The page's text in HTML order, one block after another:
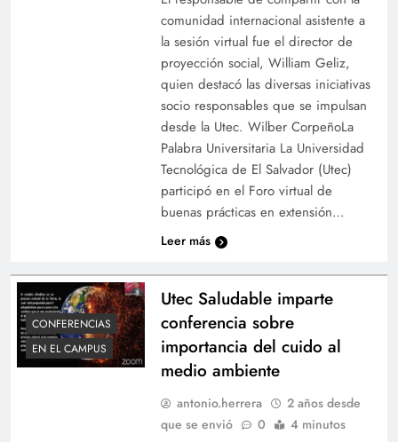
comunidad internacional asistente a
la sesión virtual fue el director de
proyección social, William Geliz,
quien destacó las diversas iniciativas
socio responsables que se impulsan
desde la Utec. Wilber CorpeñoLa
Palabra Universitaria La Universidad
Tecnológica de El Salvador (Utec)
participó en el Foro virtual de
buenas prácticas en extensión…
Leer más
CONFERENCIAS
EN EL CAMPUS
Utec Saludable imparte
conferencia sobre
importancia del cuido al
medio ambiente
antonio.herrera
2 años desde
que se envió
0 4 minutos